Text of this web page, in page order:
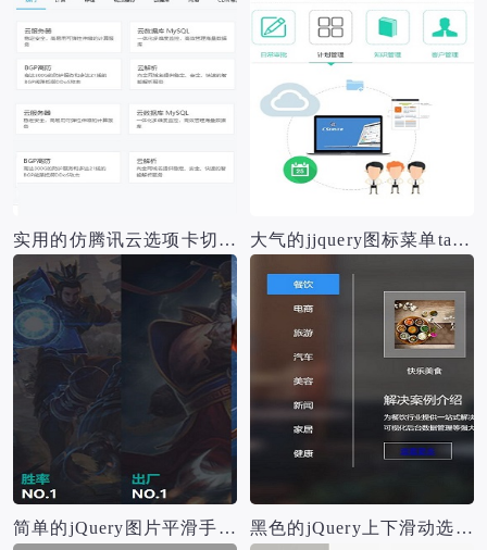
实用的仿腾讯云选项卡切换源码 大气的jjquery图标菜单tab选项卡切换效果源码
简单的jQuery图片平滑手风琴切换源码 黑色的jQuery上下滑动选项卡切换源码